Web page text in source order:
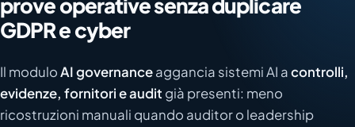
GDPR e cyber
Il moduloAI governanceaggancia sistemi AI acontrolli,
evidenze, fornitori e audit già presenti: meno
ricostruzioni manuali quando auditor o leadership